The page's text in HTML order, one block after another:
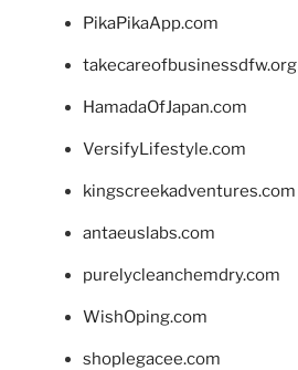
PikaPikaApp.com
takecareofbusinessdfw.org
HamadaOfJapan.com
VersifyLifestyle.com
kingscreekadventures.com
antaeuslabs.com
purelycleanchemdry.com
WishOping.com
shoplegacee.com